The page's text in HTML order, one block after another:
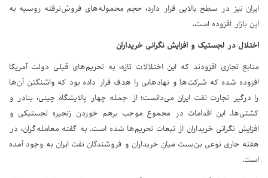
ایران نیز در سطح بالایی قرار دارد، حجم محموله‌های فروش‌نرفته روسیه به
این بازار افزوده است.
اختلال در لجستیک و افزایش نگرانی خریداران
منابع تجاری افزودند که این اختلالات تازه، به تحریم‌های قبلی دولت آمریکا
افزوده شده که شرکت‌ها و نهادهایی را هدف قرار داده بود که واشنگتن آن‌ها
را درگیر تجارت نفت ایران می‌دانست؛ از جمله چهار پالایشگاه چینی، بنادر و
کشتی‌ها. این اقدامات در مجموع موجب برهم خوردن زنجیره لجستیکی و
افزایش نگرانی خریداران از تبعات تحریم‌ها شده است. به گفته معامله‌گران، در
هفته جاری نوعی بن‌بست میان خریداران و فروشندگان نفت ایران به وجود آمده
است.